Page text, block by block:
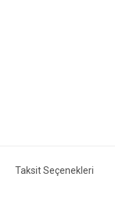
Taksit Seçenekleri